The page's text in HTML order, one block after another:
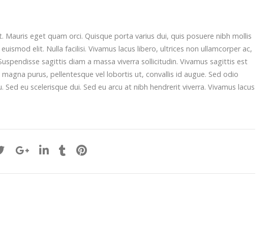
eget quam orci. Quisque porta varius dui, quis posuere nibh mollis
elit. Nulla facilisi. Vivamus lacus libero, ultrices non ullamcorper ac,
sagittis diam a massa viverra sollicitudin. Vivamus sagittis est
purus, pellentesque vel lobortis ut, convallis id augue. Sed odio
eu scelerisque dui. Sed eu arcu at nibh hendrerit viverra. Vivamus lacus